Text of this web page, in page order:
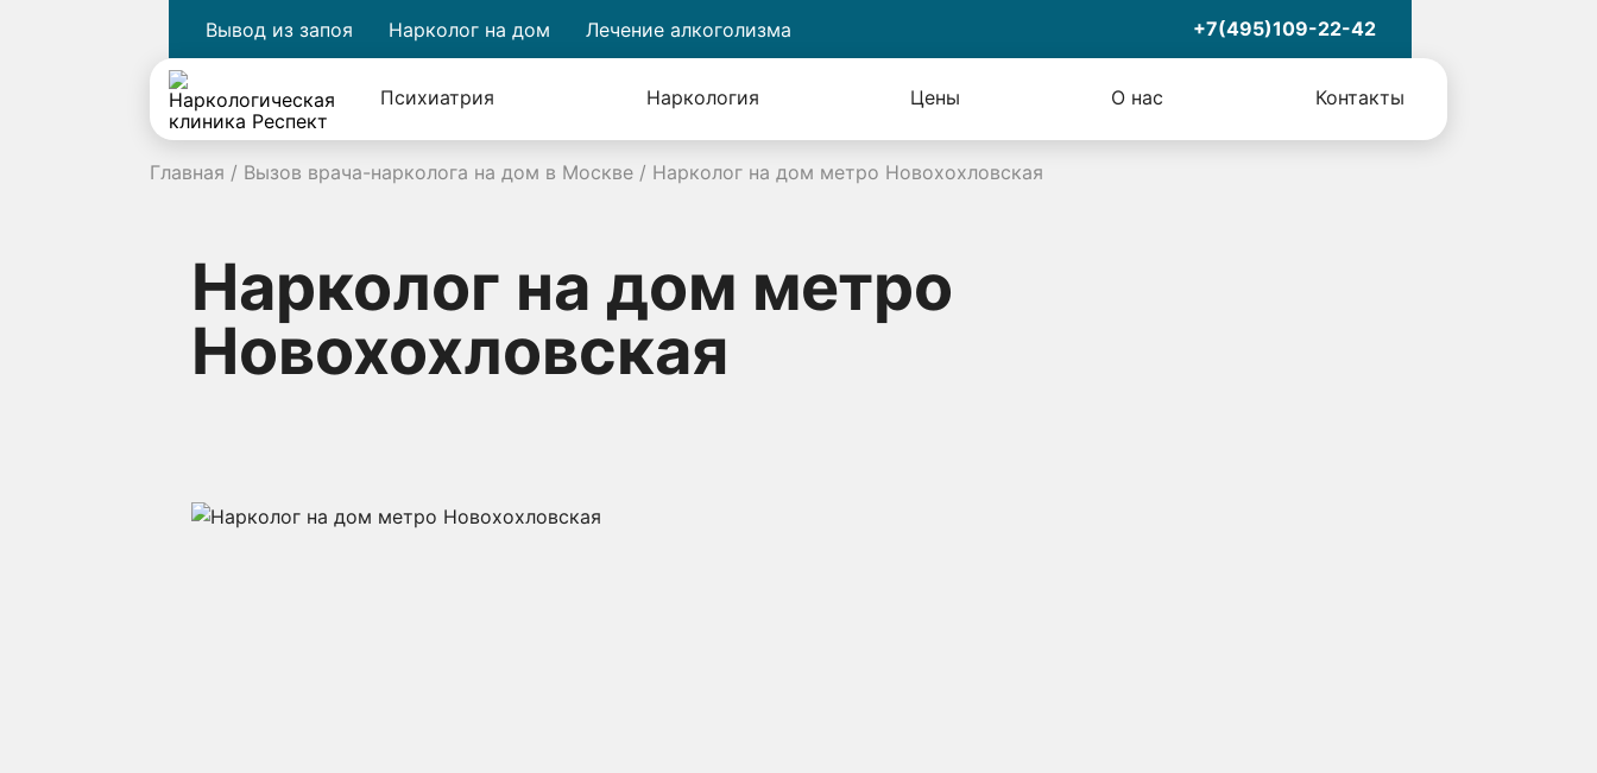
Вывод из запоя Нарколог на дом Лечение алкоголизма +7(495)109-22-42
Психиатрия Наркология Цены О нас Контакты
Главная / Вызов врача-нарколога на дом в Москве / Нарколог на дом метро Новохохловская
Нарколог на дом метро
Новохохловская